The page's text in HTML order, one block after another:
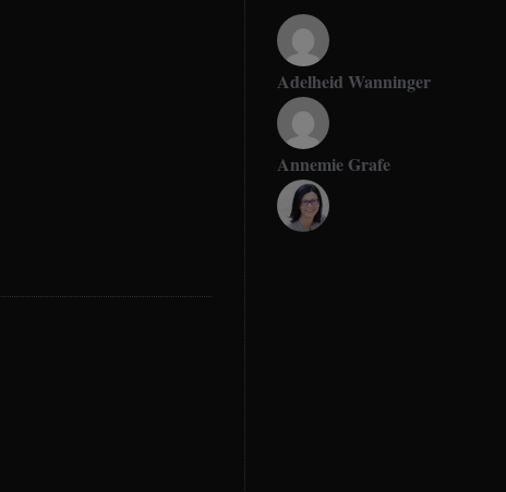
Adelheid Wanninger
Annemie Grafe